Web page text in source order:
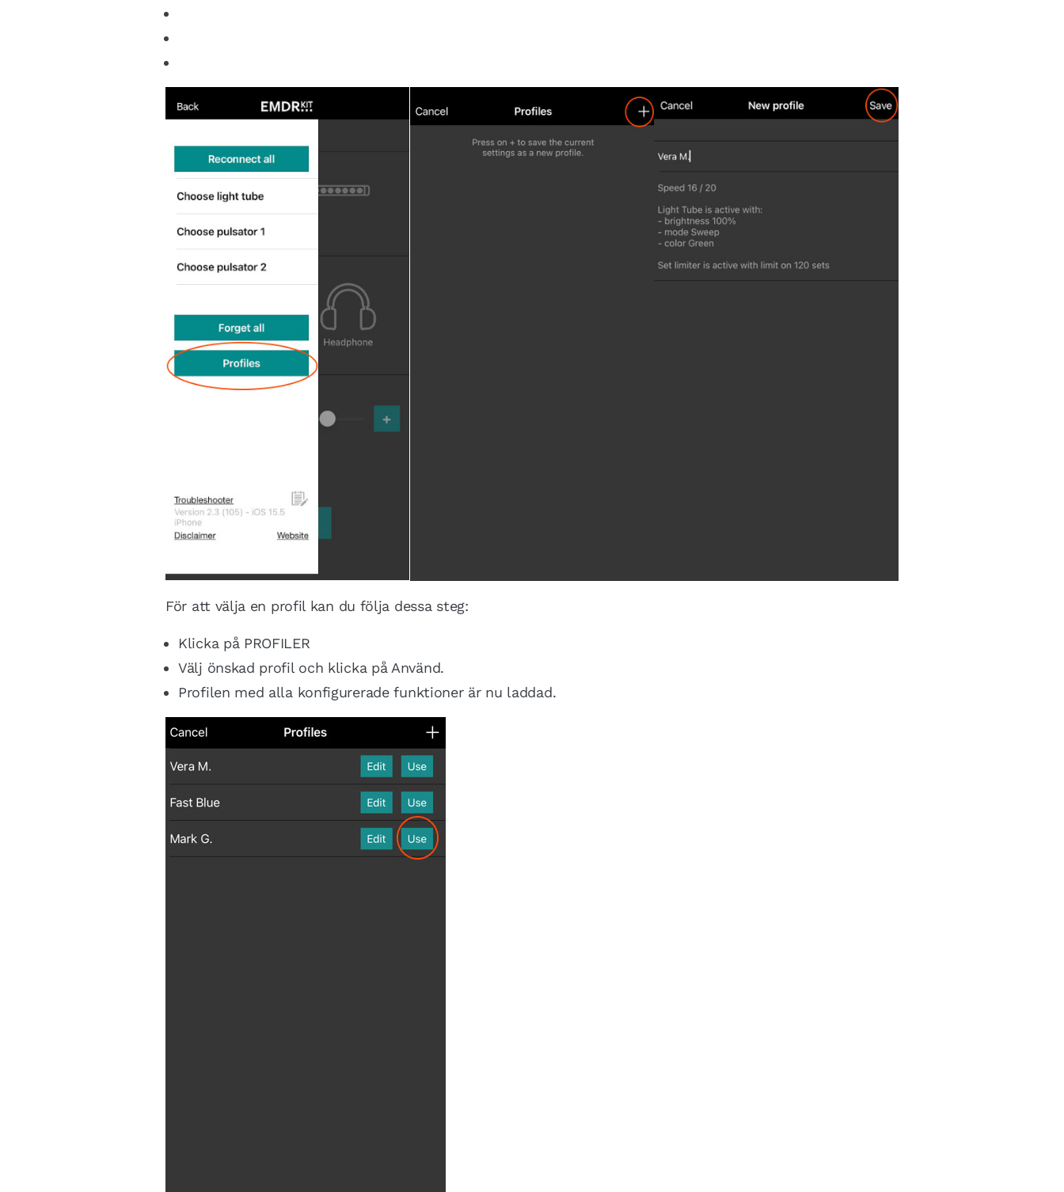
För att välja en profil kan du följa dessa steg:
Klicka på PROFILER
Välj önskad profil och klicka på Använd.
Profilen med alla konfigurerade funktioner är nu laddad.